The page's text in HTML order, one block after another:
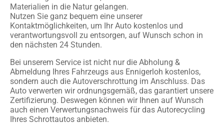
Materialien in die Natur gelangen.
Nutzen Sie ganz bequem eine unserer
Kontaktmöglichkeiten, um Ihr Auto kostenlos und
verantwortungsvoll zu entsorgen, auf Wunsch schon in
den nächsten 24 Stunden.
Bei unserem Service ist nicht nur die Abholung &
Abmeldung Ihres Fahrzeugs aus Ennigerloh kostenlos,
sondern auch die Autoverschrottung im Anschluss. Das
Auto verwerten wir ordnungsgemäß, das garantiert unsere
Zertifizierung. Deswegen können wir Ihnen auf Wunsch
auch einen Verwertungsnachweis für das Autorecycling
Ihres Schrottautos anbieten.